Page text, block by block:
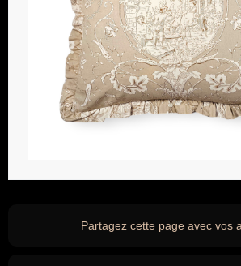
Partagez cette page avec vos